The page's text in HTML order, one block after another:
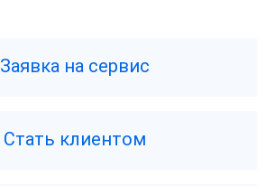
Заявка на сервис
Стать клиентом